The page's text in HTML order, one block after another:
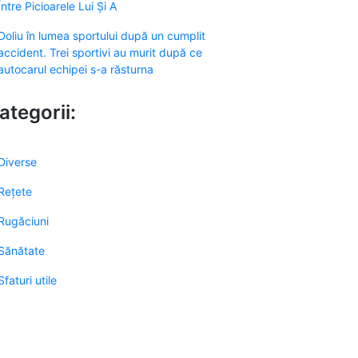
Picioarele Lui Și A
în lumea sportului după un cumplit
Trei sportivi au murit după ce
echipei s-a răsturna
utile